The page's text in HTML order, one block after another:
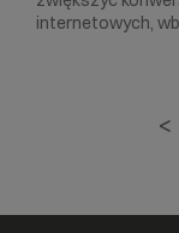
internetowych,
<